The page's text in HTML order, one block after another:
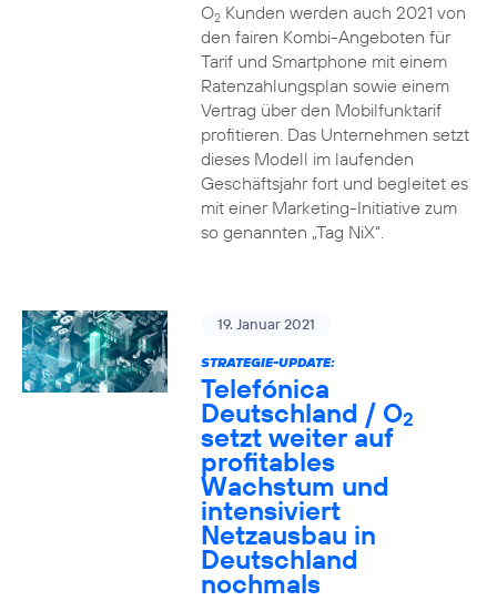
O2Kunden werden auch 2021 von
den fairen Kombi-Angeboten für
Tarif und Smartphone mit einem
Ratenzahlungsplan sowie einem
Vertrag über den Mobilfunktarif
profitieren. Das Unternehmen setzt
dieses Modell im laufenden
Geschäftsjahr fort und begleitet es
mit einer Marketing-Initiative zum
so genannten „Tag NiX“.
19. Januar 2021
STRATEGIE-UPDATE:
Telefónica
Deutschland / O2
setzt weiter auf
profitables
Wachstum und
intensiviert
Netzausbau in
Deutschland
nochmals